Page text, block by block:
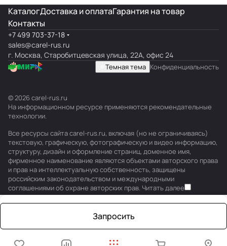
Запросить
КаталогДоставка и оплатаГарантия на товар
Контакты
+7 499 703-37-18
sales@carel-rus.ru
г. Москва, Старобитцевская улица, 22А, офис 24
Темная тема Конфиденциальность
© 2026 carel-rus.ru
На информационном ресурсе применяются рекомендательные
технологии.
Все ресурсы сайта carel-rus.ru, включая (но не ограничиваясь)
текстовую, графическую, фотографическую и видео информацию,
структуру, дизайн и оформление страниц, доменное имя,
фирменное наименование являются объектами авторского права
и прав на интеллектуальную собственность, защищены
российским законодательством и международными
соглашениями об охране авторских прав. Читать далее